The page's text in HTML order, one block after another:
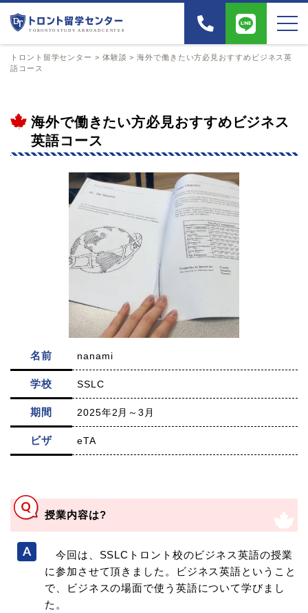
トロント留学センター > 体験談 >海外で働きたい方必見 おすすめビジネス英
語コース
海外で働きたい方必見おすすめビジネス
英語コース
名前 nanami
学校 SSLC
期間 2025年2月～3月
ビザ eTA
授業内容は?
今回は、SSLCトロント校のビジネス英語の授業
に参加させて頂きました。ビジネス英語ということ
で、ビジネスの場面で使う英語について学びまし
た。